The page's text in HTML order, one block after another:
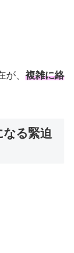
、 複雑に絡
る緊迫